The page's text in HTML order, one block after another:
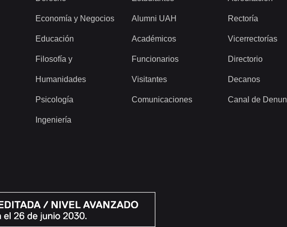
Economía y Negocios
Educación
Filosofía y
Humanidades
Psicología
Ingeniería
Alumni UAH
Académicos
Funcionarios
Visitantes
Comunicaciones
Rectoría
Vicerrectorías
Directorio
Decanos
Canal de